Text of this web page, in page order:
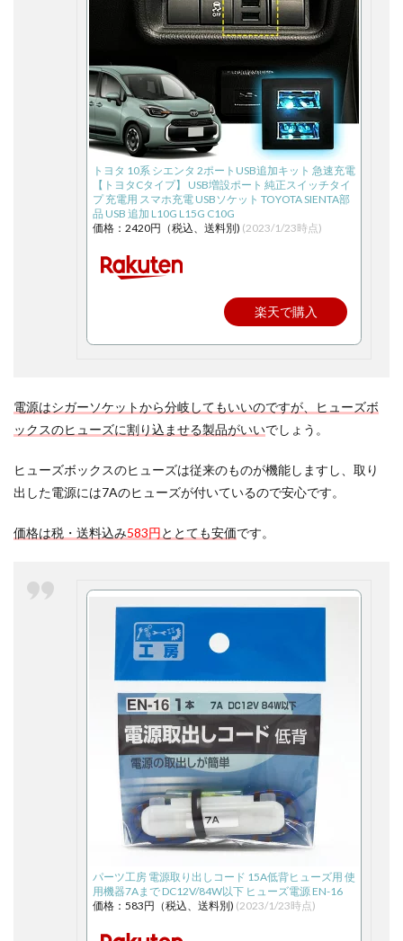
トヨタ 10系 シエンタ 2ポートUSB追加キット 急速充電
【トヨタCタイプ】 USB増設ポート 純正スイッチタイ
プ 充電用 スマホ充電 USBソケット TOYOTA SIENTA部
品 USB 追加 L10G L15G C10G
価格：2420円（税込、送料別) (2023/1/23時点)
楽天で購入
電源はシガーソケットから分岐してもいいのですが、ヒューズボ
ックスのヒューズに割り込ませる製品がいいでしょう。
ヒューズボックスのヒューズは従来のものが機能しますし、取り
出した電源には7Aのヒューズが付いているので安心です。
価格は税・送料込み583円ととても安価です。
パーツ工房 電源取り出しコード 15A低背ヒューズ用 使
用機器7Aまで DC12V/84W以下 ヒューズ電源 EN-16
価格：583円（税込、送料別) (2023/1/23時点)